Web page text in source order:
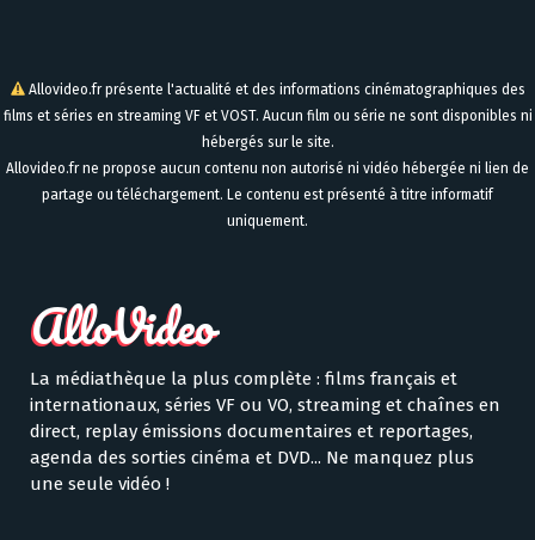
Allovideo.fr présente l'actualité et des informations cinématographiques des
films et séries en streaming VF et VOST. Aucun film ou série ne sont disponibles ni
hébergés sur le site.
Allovideo.fr ne propose aucun contenu non autorisé ni vidéo hébergée ni lien de
partage ou téléchargement. Le contenu est présenté à titre informatif
uniquement.
La médiathèque la plus complète : films français et
internationaux, séries VF ou VO, streaming et chaînes en
direct, replay émissions documentaires et reportages,
agenda des sorties cinéma et DVD... Ne manquez plus
une seule vidéo !